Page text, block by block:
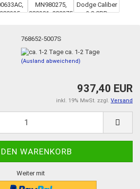
768652-5007S
ca. 1-2 Tage
(Ausland abweichend)
937,40 EUR
inkl. 19% MwSt. zzgl. Versand
Weiter mit